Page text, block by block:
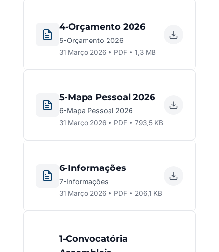
4-Orçamento 2026
5-Orçamento 2026
31 Março 2026 • PDF • 1,3 MB
5-Mapa Pessoal 2026
6-Mapa Pessoal 2026
31 Março 2026 • PDF • 793,5 KB
6-Informações
7-Informações
31 Março 2026 • PDF • 206,1 KB
1-Convocatória